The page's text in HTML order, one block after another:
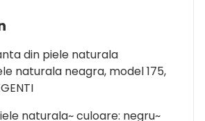
din piele naturala
naturala neagra, model 175,
naturala~ culoare: negru~